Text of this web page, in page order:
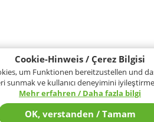
Cookie-Hinweis / Çerez Bilgisi
um Funktionen bereitzustellen und
sunmak ve kullanıcı deneyimini
Mehr erfahren / Daha fazla bilgi
OK, verstanden / Tamam